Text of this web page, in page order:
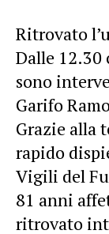
Ritrovato
Dalle 12.30
sono
Garifo
Grazie alla
rapido
Vigili del
81 anni
ritrovato